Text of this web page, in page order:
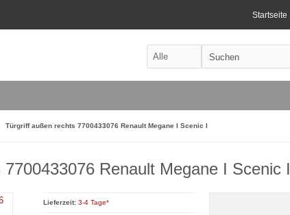
Startseite
Türgriff außen rechts 7700433076 Renault Megane I Scenic I
Renault Megane I Scenic I
Lieferzeit: 3-4 Tage*